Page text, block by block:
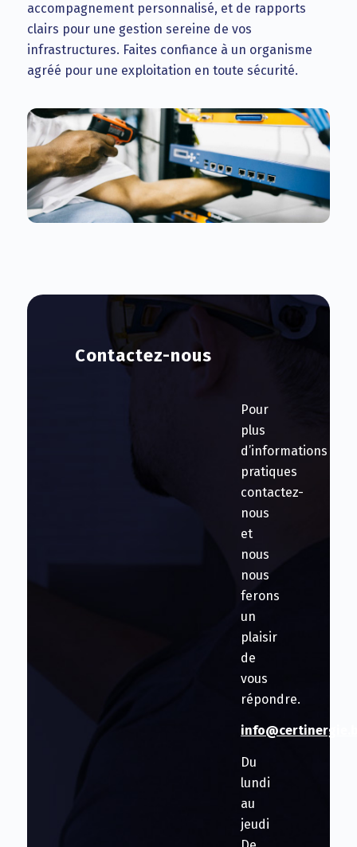
accompagnement personnalisé, et de rapports
clairs pour une gestion sereine de vos
infrastructures. Faites confiance à un organisme
agréé pour une exploitation en toute sécurité.
Contactez-nous
Pour
plus
d’informations
pratiques
contactez-
nous
et
nous
nous
ferons
un
plaisir
de
vous
répondre.
Du
lundi
au
jeudi